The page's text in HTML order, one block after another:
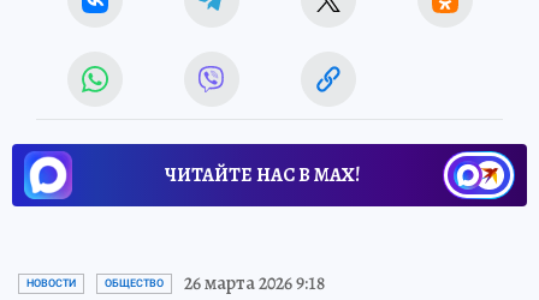
ЧИТАЙТЕ НАС В МАХ!
НОВОСТИ ОБЩЕСТВО 26 марта 2026 9:18